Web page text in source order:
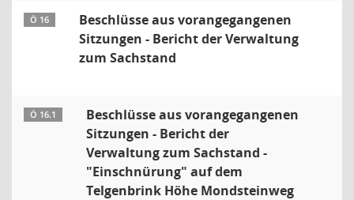
Ö 16
Beschlüsse aus vorangegangenen
Sitzungen - Bericht der Verwaltung
zum Sachstand
Ö 16.1
Beschlüsse aus vorangegangenen
Sitzungen - Bericht der
Verwaltung zum Sachstand -
"Einschnürung" auf dem
Telgenbrink Höhe Mondsteinweg